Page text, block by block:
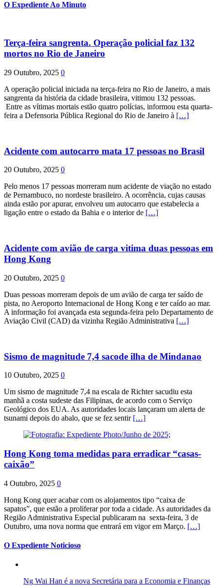
O Expediente Ao Minuto
Terça-feira sangrenta. Operação policial faz 132
mortos no Rio de Janeiro
29 Outubro, 2025 0
A operação policial iniciada na terça-feira no Rio de Janeiro, a mais
sangrenta da história da cidade brasileira, vitimou 132 pessoas.
Entre as vítimas mortais estão quatro polícias, informou esta quarta-
feira a Defensoria Pública Regional do Rio de Janeiro à […]
Acidente com autocarro mata 17 pessoas no Brasil
20 Outubro, 2025 0
Pelo menos 17 pessoas morreram num acidente de viação no estado
de Pernambuco, no nordeste brasileiro. A ocorrência, cujas causas
ainda estão por apurar, envolveu um autocarro que estabelecia a
ligação entre o estado da Bahia e o interior de […]
Acidente com avião de carga vitima duas pessoas em
Hong Kong
20 Outubro, 2025 0
Duas pessoas morreram depois de um avião de carga ter saído de
pista, no Aeroporto Internacional de Hong Kong e ter caído ao mar.
A informação foi avançada esta segunda-feira pelo Departamento de
Aviação Civil (CAD) da vizinha Região Administrativa […]
Sismo de magnitude 7,4 sacode ilha de Mindanao
10 Outubro, 2025 0
Um sismo de magnitude 7,4 na escala de Richter sacudiu esta
manhã a costa sudeste das Filipinas, de acordo com o Serviço
Geológico dos EUA. As autoridades locais lançaram um alerta de
tsunami depois do abalo, que se fez sentir […]
Hong Kong toma medidas para erradicar “casas-
caixão”
4 Outubro, 2025 0
Hong Kong quer acabar com os alojamentos tipo “caixa de
sapatos”, que estão a proliferar por toda a cidade. As autoridades da
Região Administrativa Especial publicaram na sexta-feira, 3 de
Outubro, uma nova norma que entrará em vigor em Março. […]
O Expediente Noticioso
Ng Wai Han é a nova Secretária para a Economia e Finanças